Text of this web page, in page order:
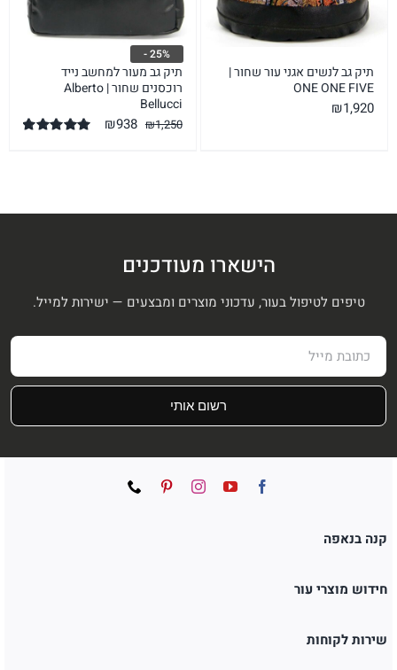
תיק גב לנשים אגני עור שחור |
ONE ONE FIVE
₪1,920
תיק גב מעור למחשב נייד
רוכסנים שחור | Alberto
Bellucci
₪1,250
המחיר
₪938
המחיר
25% -
הישארו מעודכנים
טיפים לטיפול בעור, עדכוני מוצרים ומבצעים — ישירות למייל.
רשום אותי
קנה בנאפה
חידוש מוצרי עור
שירות לקוחות